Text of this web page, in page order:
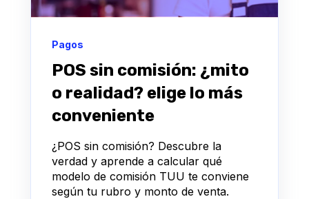
Pagos
POS sin comisión: ¿mito
o realidad? elige lo más
conveniente
¿POS sin comisión? Descubre la
verdad y aprende a calcular qué
modelo de comisión TUU te conviene
según tu rubro y monto de venta.